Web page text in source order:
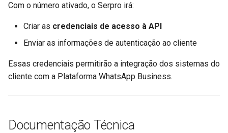
Com o número ativado, o Serpro irá:
Criar as credenciais de acesso à API
Enviar as informações de autenticação ao cliente
Essas credenciais permitirão a integração dos sistemas do
cliente com a Plataforma WhatsApp Business.
Documentação Técnica